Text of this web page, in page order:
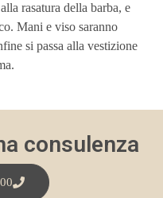
rasatura della barba, e
Mani e viso saranno
si passa alla vestizione
consulenza